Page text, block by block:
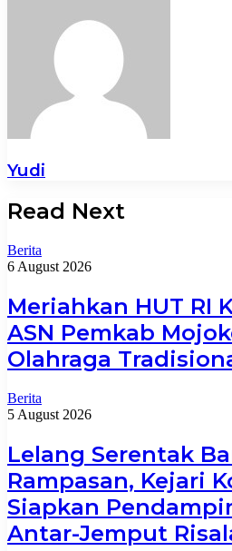
Yudi
Read Next
Berita
6 August 2026
Meriahkan HUT RI
ASN Pemkab
Olahraga
Berita
5 August 2026
Lelang Serentak
Rampasan, Kejari
Siapkan
Antar-Jemput